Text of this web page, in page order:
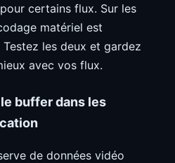
certains flux. Sur les
matériel est
les deux et gardez
avec vos flux.
buffer dans les
de données vidéo